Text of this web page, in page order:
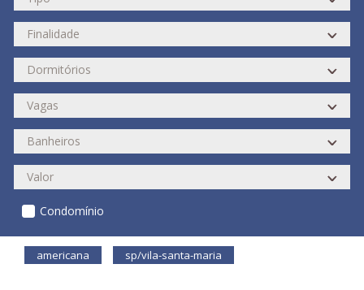
Condomínio
americana sp/vila-santa-maria